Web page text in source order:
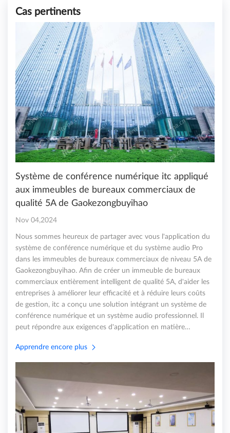
Cas pertinents
Système de conférence numérique itc appliqué
aux immeubles de bureaux commerciaux de
qualité 5A de Gaokezongbuyihao
Nov 04,2024
Nous sommes heureux de partager avec vous l'application du
système de conférence numérique et du système audio Pro
dans les immeubles de bureaux commerciaux de niveau 5A de
Gaokezongbuyihao. Afin de créer un immeuble de bureaux
commerciaux entièrement intelligent de qualité 5A, d'aider les
entreprises à améliorer leur efficacité et à réduire leurs coûts
de gestion, itc a conçu une solution intégrant un système de
conférence numérique et un système audio professionnel. Il
peut répondre aux exigences d'application en matière…
Apprendre encore plus